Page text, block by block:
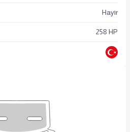
Hayır
258 HP